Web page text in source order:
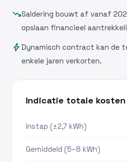
trending_downSaldering bouwt af vanaf
opslaan financieel
boltDynamisch contract kan de
enkele jaren verkorten.
Indicatie totale kosten
Instap (±2,7 kWh)
Gemiddeld (5–8 kWh)